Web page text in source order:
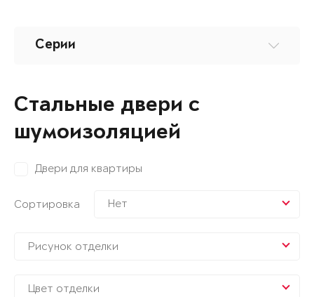
Серии
Стальные двери с
шумоизоляцией
Двери для квартиры
Сортировка Нет
Рисунок отделки
Цвет отделки